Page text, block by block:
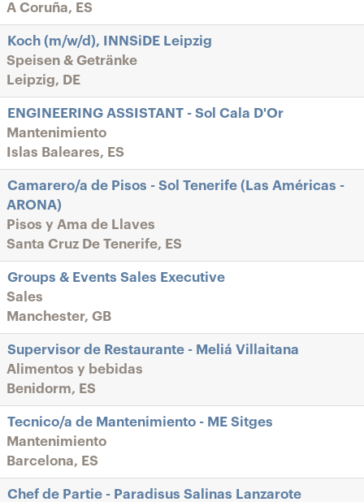
A Coruña, ES
Koch (m/w/d), INNSiDE Leipzig
Speisen & Getränke
Leipzig, DE
ENGINEERING ASSISTANT - Sol Cala D'Or
Mantenimiento
Islas Baleares, ES
Camarero/a de Pisos - Sol Tenerife (Las Américas -
ARONA)
Pisos y Ama de Llaves
Santa Cruz De Tenerife, ES
Groups & Events Sales Executive
Sales
Manchester, GB
Supervisor de Restaurante - Meliá Villaitana
Alimentos y bebidas
Benidorm, ES
Tecnico/a de Mantenimiento - ME Sitges
Mantenimiento
Barcelona, ES
Chef de Partie - Paradisus Salinas Lanzarote